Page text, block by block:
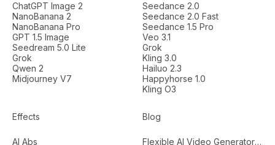
ChatGPT Image 2
NanoBanana 2
NanoBanana Pro
GPT 1.5 Image
Seedream 5.0 Lite
Grok
Qwen 2
Midjourney V7
Seedance 2.0
Seedance 2.0 Fast
Seedance 1.5 Pro
Veo 3.1
Grok
Kling 3.0
Hailuo 2.3
Happyhorse 1.0
Kling O3
Effects
AI Abs
Blog
Flexible AI Video Generators...